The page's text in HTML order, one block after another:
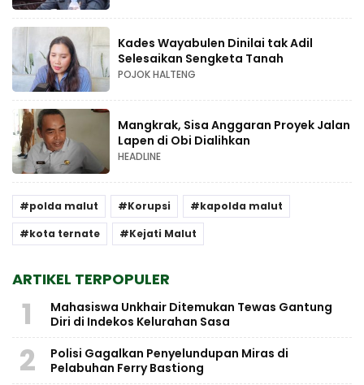
Kades Wayabulen Dinilai tak Adil
Selesaikan Sengketa Tanah
POJOK HALTENG
Mangkrak, Sisa Anggaran Proyek Jalan
Lapen di Obi Dialihkan
HEADLINE
polda malut Korupsi
kapolda malut
kota ternate
Kejati Malut
ARTIKEL TERPOPULER
1
Mahasiswa Unkhair Ditemukan Tewas Gantung
Diri di Indekos Kelurahan Sasa
2
Polisi Gagalkan Penyelundupan Miras di
Pelabuhan Ferry Bastiong